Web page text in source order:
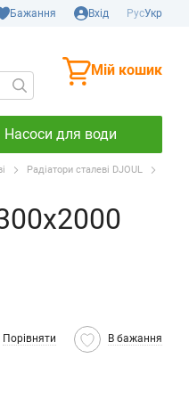
Бажання Вхід РусУкр
Мій кошик
Насоси для води
Радіатори сталеві DJOUL
Порівняти В бажання